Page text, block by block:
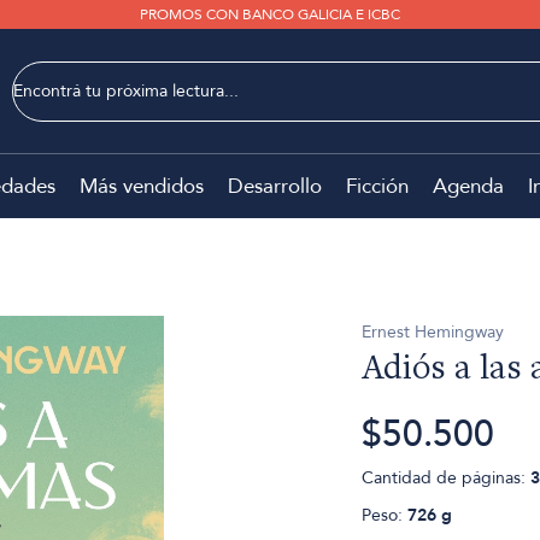
PROMOS CON BANCO GALICIA E ICBC
Más vendidos Desarrollo Ficción Agenda
Ernest Hemingway
Adiós a las
$50.500
Cantidad de páginas:
Peso: 726 g